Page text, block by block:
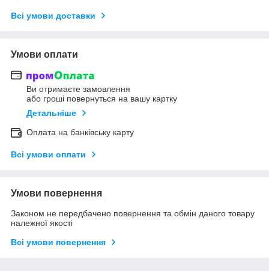
Всі умови доставки
Умови оплати
Ви отримаєте замовлення
або гроші повернуться на вашу картку
Детальніше
Оплата на банківську карту
Всі умови оплати
Умови повернення
Законом не передбачено повернення та обмін даного товару
належної якості
Всі умови повернення